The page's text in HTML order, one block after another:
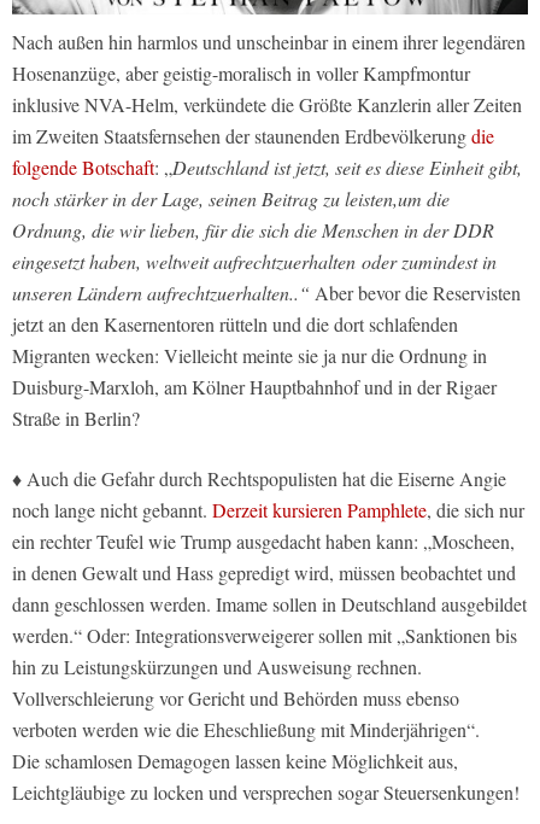
Nach außen hin harmlos und unscheinbar in einem ihrer legendären
Hosenanzüge, aber geistig-moralisch in voller Kampfmontur
inklusive NVA-Helm, verkündete die Größte Kanzlerin aller Zeiten
im Zweiten Staatsfernsehen der staunenden Erdbevölkerungdie
folgende Botschaft: „Deutschland ist jetzt, seit es diese Einheit gibt,
noch stärker in der Lage, seinen Beitrag zu leisten,um die
Ordnung, die wir lieben, für die sich die Menschen in der DDR
eingesetzt haben, weltweit aufrechtzuerhalten oder zumindest in
unseren Ländern aufrechtzuerhalten..“ Aber bevor die Reservisten
jetzt an den Kasernentoren rütteln und die dort schlafenden
Migranten wecken: Vielleicht meinte sie ja nur die Ordnung in
Duisburg-Marxloh, am Kölner Hauptbahnhof und in der Rigaer
Straße in Berlin?
♦ Auch die Gefahr durch Rechtspopulisten hat die Eiserne Angie
noch lange nicht gebannt. Derzeit kursieren Pamphlete, die sich nur
ein rechter Teufel wie Trump ausgedacht haben kann: „Moscheen,
in denen Gewalt und Hass gepredigt wird, müssen beobachtet und
dann geschlossen werden. Imame sollen in Deutschland ausgebildet
werden.“ Oder: Integrationsverweigerer sollen mit „Sanktionen bis
hin zu Leistungskürzungen und Ausweisung rechnen.
Vollverschleierung vor Gericht und Behörden muss ebenso
verboten werden wie die Eheschließung mit Minderjährigen“.
Die schamlosen Demagogen lassen keine Möglichkeit aus,
Leichtgläubige zu locken und versprechen sogar Steuersenkungen!